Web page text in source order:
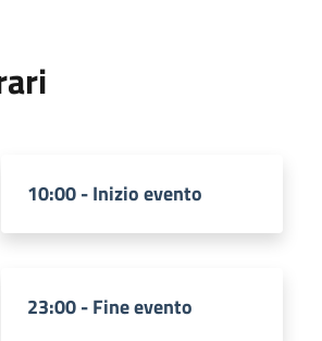
10:00 - Inizio evento
23:00 - Fine evento